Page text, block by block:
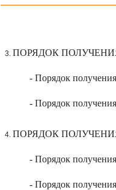
ПОРЯДОК
- Порядок
- Порядок
ПОРЯДОК
- Порядок
- Порядок